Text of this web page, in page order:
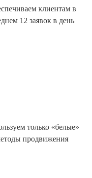
клиентам в
12 заявок в день
только «белые»
продвижения